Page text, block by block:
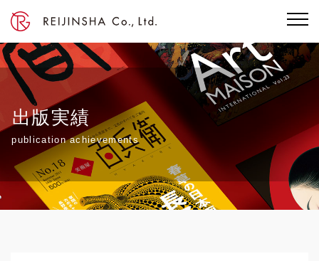
出版実績
publication achievements